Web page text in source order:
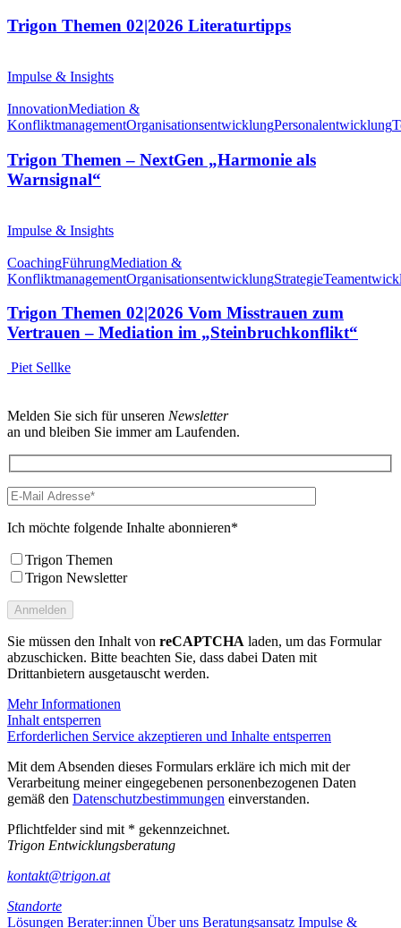
Trigon Themen 02|2026 Literaturtipps
Impulse & Insights
InnovationMediation &
KonfliktmanagementOrganisationsentwicklungPersonalentwicklung
Trigon Themen – NextGen „Harmonie als
Warnsignal“
Impulse & Insights
CoachingFührungMediation &
KonfliktmanagementOrganisationsentwicklungStrategie
Trigon Themen 02|2026 Vom Misstrauen zum
Vertrauen – Mediation im „Steinbruchkonflikt“
Piet Sellke
Melden Sie sich für unseren Newsletter
an und bleiben Sie immer am Laufenden.
Ich möchte folgende Inhalte abonnieren*
Trigon Themen
Trigon Newsletter
Sie müssen den Inhalt von reCAPTCHA laden, um das Formular
abzuschicken. Bitte beachten Sie, dass dabei Daten mit
Drittanbietern ausgetauscht werden.
Mehr Informationen
Inhalt entsperren
Erforderlichen Service akzeptieren und Inhalte entsperren
Mit dem Absenden dieses Formulars erkläre ich mich mit der
Verarbeitung meiner eingegebenen personenbezogenen Daten
gemäß den Datenschutzbestimmungen einverstanden.
Pflichtfelder sind mit * gekennzeichnet.
Trigon Entwicklungsberatung
kontakt@trigon.at
Standorte
Lösungen Berater:innen Über uns Beratungsansatz Impulse &